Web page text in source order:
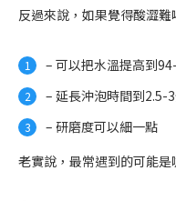
反過來說，如果覺得酸澀難
– 可以把水溫提高到
– 延長沖泡時間到2.5-
– 研磨度可以細一點
老實說，最常遇到的可能是